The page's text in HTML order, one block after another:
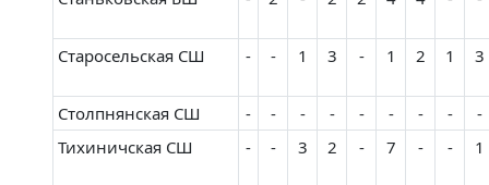
Старосельская СШ - - 1 3 - 1 2 1 3
Столпнянская CШ - - - - - - - -
-
Тихиничская СШ
- - 3 2 - 7 - - 1